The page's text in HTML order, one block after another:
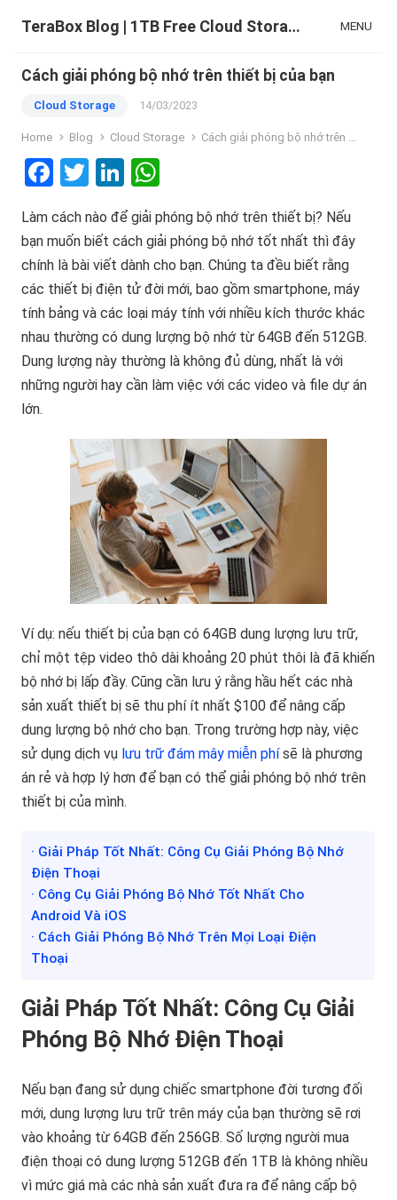
TeraBox Blog | 1TB Free Cloud Storage & All-in-One AI Space MENU
Cách giải phóng bộ nhớ trên thiết bị của bạn
Cloud Storage 14/03/2023
Home Blog Cloud Storage Cách giải phóng bộ nhớ trên thiết bị của bạn
F
ce
b
o
o
k
T
tt
er
Li
n
ke
dI
n
at
s
A
p
p
Làm cách nào để giải phóng bộ nhớ trên thiết bị? Nếu
bạn muốn biết cách giải phóng bộ nhớ tốt nhất thì đây
chính là bài viết dành cho bạn. Chúng ta đều biết rằng
các thiết bị điện tử đời mới, bao gồm smartphone, máy
tính bảng và các loại máy tính với nhiều kích thước khác
nhau thường có dung lượng bộ nhớ từ 64GB đến 512GB.
Dung lượng này thường là không đủ dùng, nhất là với
những người hay cần làm việc với các video và file dự án
lớn.
Ví dụ: nếu thiết bị của bạn có 64GB dung lượng lưu trữ,
chỉ một tệp video thô dài khoảng 20 phút thôi là đã khiến
bộ nhớ bị lấp đầy. Cũng cần lưu ý rằng hầu hết các nhà
sản xuất thiết bị sẽ thu phí ít nhất $100 để nâng cấp
dung lượng bộ nhớ cho bạn. Trong trường hợp này, việc
sử dụng dịch vụ lưu trữ đám mây miễn phísẽ là phương
án rẻ và hợp lý hơn để bạn có thể giải phóng bộ nhớ trên
thiết bị của mình.
· Giải Pháp Tốt Nhất: Công Cụ Giải Phóng Bộ Nhớ
Điện Thoại
· Công Cụ Giải Phóng Bộ Nhớ Tốt Nhất Cho
Android Và iOS
· Cách Giải Phóng Bộ Nhớ Trên Mọi Loại Điện
Thoại
Giải Pháp Tốt Nhất: Công Cụ Giải
Phóng Bộ Nhớ Điện Thoại
Nếu bạn đang sử dụng chiếc smartphone đời tương đối
mới, dung lượng lưu trữ trên máy của bạn thường sẽ rơi
vào khoảng từ 64GB đến 256GB. Số lượng người mua
điện thoại có dung lượng 512GB đến 1TB là không nhiều
vì mức giá mà các nhà sản xuất đưa ra để nâng cấp bộ